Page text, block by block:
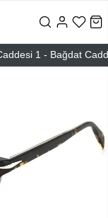
1 - Bağdat